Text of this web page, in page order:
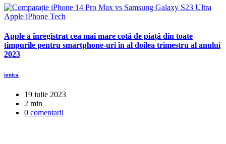
Apple iPhone Tech
Apple a înregistrat cea mai mare cotă de piață din toate
timpurile pentru smartphone-uri în al doilea trimestru al anului
2023
ionica
19 iulie 2023
2 min
0 comentarii